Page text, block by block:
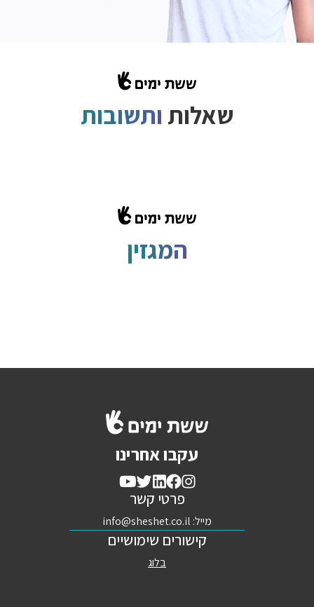
שאלות ותשובות
המגזין
עקבו אחרינו
פרטי קשר
מייל: info@sheshet.co.il
קישורים שימושיים
בלוג